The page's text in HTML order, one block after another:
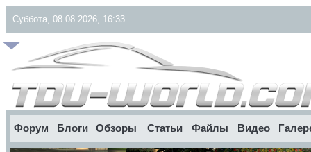
Суббота, 08.08.2026, 16:33
Форум Блоги Обзоры Статьи Файлы Видео